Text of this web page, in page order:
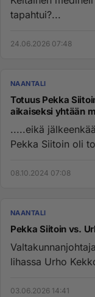
tapahtui?...
24.06.2026 07:48
NAANTALI
Totuus Pekka Siitoimesta Pekka
aikaiseksi yhtään
.....eikä jälkeenkään päin. Kuten
Pekka Siitoin oli
08.10.2024 07:08
NAANTALI
Pekka Siitoin vs.
lihassa Urho
03.06.2026 14:41